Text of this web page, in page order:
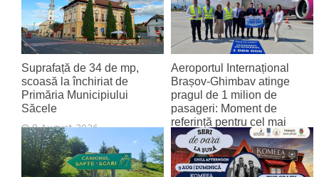
Suprafață de 34 de mp,
scoasă la închiriat de
Primăria Municipiului
Săcele
8 August 2026
Aeroportul Internațional
Brașov‑Ghimbav atinge
pragul de 1 milion de
pasageri: Moment de
referință pentru cel mai
tânăr aeroport al țării
8 August 2026